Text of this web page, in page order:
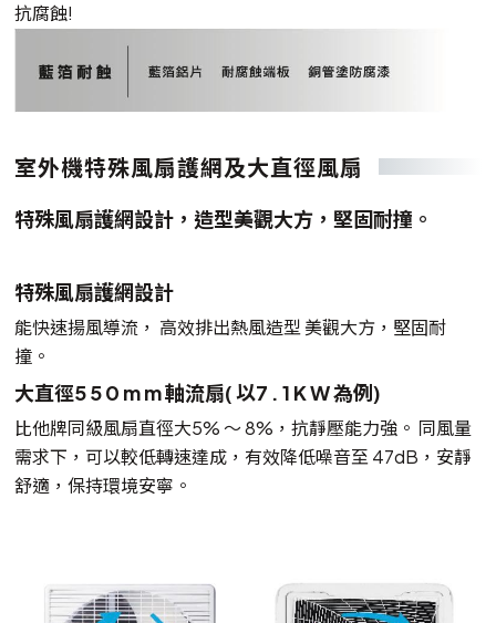
抗腐蝕!
室外機特殊風扇護網及大直徑風扇
特殊風扇護網設計，造型美觀大方，堅固耐撞。
特殊風扇護網設計
能快速揚風導流， 高效排出熱風造型 美觀大方，堅固耐
撞。
大直徑5 5 0 m m 軸流扇( 以7 . 1 K W 為例)
比他牌同級風扇直徑大5% ～ 8%，抗靜壓能力強。 同風量
需求下，可以較低轉速達成，有效降低噪音至 47dB，安靜
舒適，保持環境安寧。